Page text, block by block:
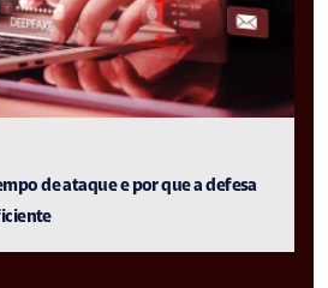
de ataque e por que a defesa